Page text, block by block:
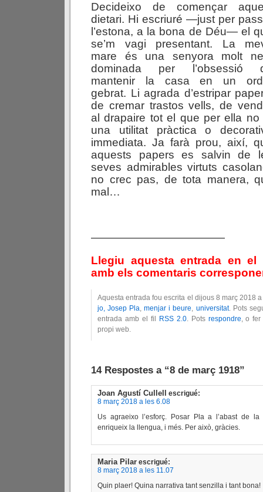
Decideixo de començar
dietari. Hi escriuré —just per
l’estona, a la bona de Déu— el
se’m vagi presentant. La
mare és una senyora molt
dominada per l’obsessió
mantenir la casa en un
gebrat. Li agrada d’estripar
de cremar trastos vells, de
al drapaire tot el que per ella no
una utilitat pràctica o
immediata. Ja farà prou, així,
aquests papers es salvin de
seves admirables virtuts
no crec pas, de tota manera,
mal…
————————————
Llegiu aquesta entrada en el
amb els comentaris
Aquesta entrada fou escrita el dijous 8 març 2018
jo, Josep Pla,menjar i beure, universitat. Pots
entrada amb el fil
RSS 2.0. Pots respondre, o
propi web.
14 Respostes a “8 de març 1918”
Joan Agustí Cullell
escrigué:
8 març 2018 a les 6.08
Us agraeixo l’esforç. Posar Pla a l’abast de
enriqueix la llengua, i més. Per això, gràcies.
Maria Pilar escrigué:
8 març 2018 a les 11.07
Quin plaer! Quina narrativa tant senzilla i tant bona!